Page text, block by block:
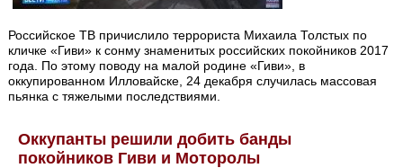
Российское ТВ причислило террориста Михаила Толстых по
кличке «Гиви» к сонму знаменитых российских покойников 2017
года. По этому поводу на малой родине «Гиви», в
оккупированном Илловайске, 24 декабря случилась массовая
пьянка с тяжелыми последствиями.
Оккупанты решили добить банды
покойников Гиви и Моторолы